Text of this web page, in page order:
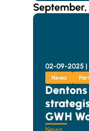
02-09-2025 |
News
GWH